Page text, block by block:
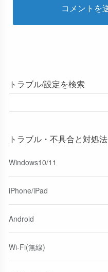
トラブル/設定を検索
トラブル・不具合と対処法
Windows10/11
iPhone/iPad
Android
Wi-Fi(無線)